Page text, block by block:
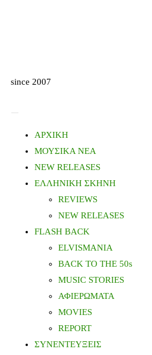
since 2007
ΑΡΧΙΚΗ
ΜΟΥΣΙΚΑ ΝΕΑ
NEW RELEASES
ΕΛΛΗΝΙΚΗ ΣΚΗΝΗ
REVIEWS
NEW RELEASES
FLASH BACK
ELVISMANIA
BACK TO THE 50s
MUSIC STORIES
ΑΦΙΕΡΩΜΑΤΑ
MOVIES
REPORT
ΣΥΝΕΝΤΕΥΞΕΙΣ